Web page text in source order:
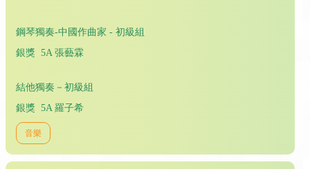
鋼琴獨奏-中國作曲家 - 初級組
銀獎 5A 張藝霖
結他獨奏－初級組
銀獎 5A 羅子希
音樂